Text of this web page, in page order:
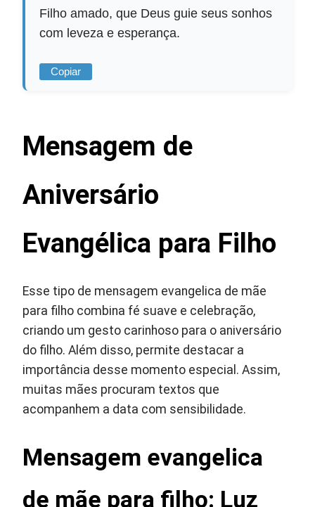
Filho amado, que Deus guie seus sonhos
com leveza e esperança.
Copiar
Mensagem de
Aniversário
Evangélica para Filho
Esse tipo de mensagem evangelica de mãe
para filho combina fé suave e celebração,
criando um gesto carinhoso para o aniversário
do filho. Além disso, permite destacar a
importância desse momento especial. Assim,
muitas mães procuram textos que
acompanhem a data com sensibilidade.
Mensagem evangelica
de mãe para filho: Luz